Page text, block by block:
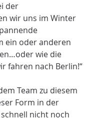
der
wir uns im Winter
ein oder anderen
wie die
fahren nach Berlin!“
Team zu diesem
Form in der
nicht noch